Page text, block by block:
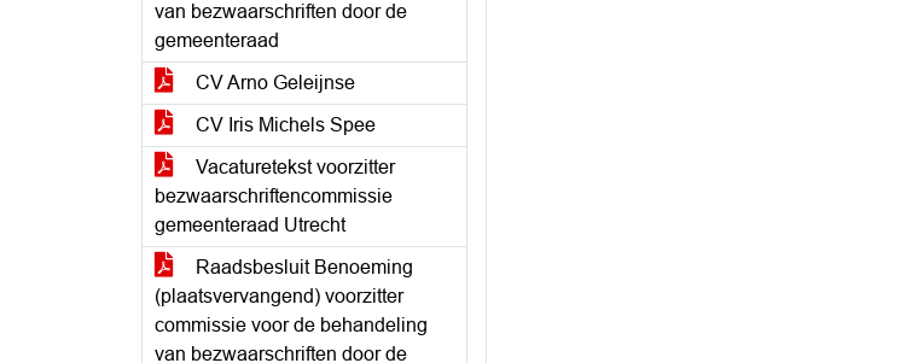
van bezwaarschriften door de
gemeenteraad
CV Arno Geleijnse
CV Iris Michels Spee
Vacaturetekst voorzitter
bezwaarschriftencommissie
gemeenteraad Utrecht
Raadsbesluit Benoeming
(plaatsvervangend) voorzitter
commissie voor de behandeling
van bezwaarschriften door de